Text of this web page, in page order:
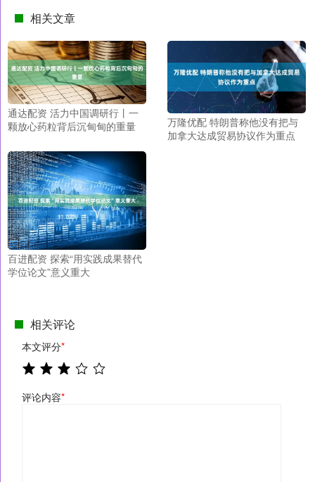
相关文章
通达配资 活力中国调研行丨一
颗放心药粒背后沉甸甸的重量
万隆优配 特朗普称他没有把与
加拿大达成贸易协议作为重点
百进配资 探索“用实践成果替代
学位论文”意义重大
相关评论
本文评分*
评论内容*